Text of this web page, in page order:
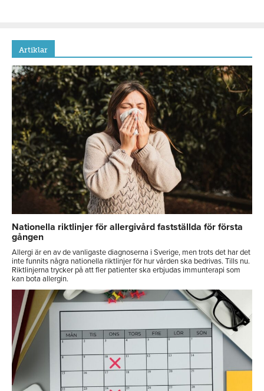
Artiklar
Nationella riktlinjer för allergivård fastställda för första
gången
Allergi är en av de vanligaste diagnoserna i Sverige, men trots det har det
inte funnits några nationella riktlinjer för hur vården ska bedrivas. Tills nu.
Riktlinjerna trycker på att fler patienter ska erbjudas immunterapi som
kan bota allergin.